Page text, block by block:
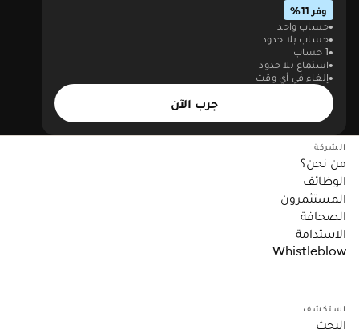
وفر 11%
حساب واحد
حساب بلا حدود
1 حساب
استماع بلا حدود
إلغاء في أي وقت
جرب الآن
الشركة
من نحن؟
الوظائف
المستثمرون
الصحافة
الاستدامة
Whistleblow
استكشف
البحث